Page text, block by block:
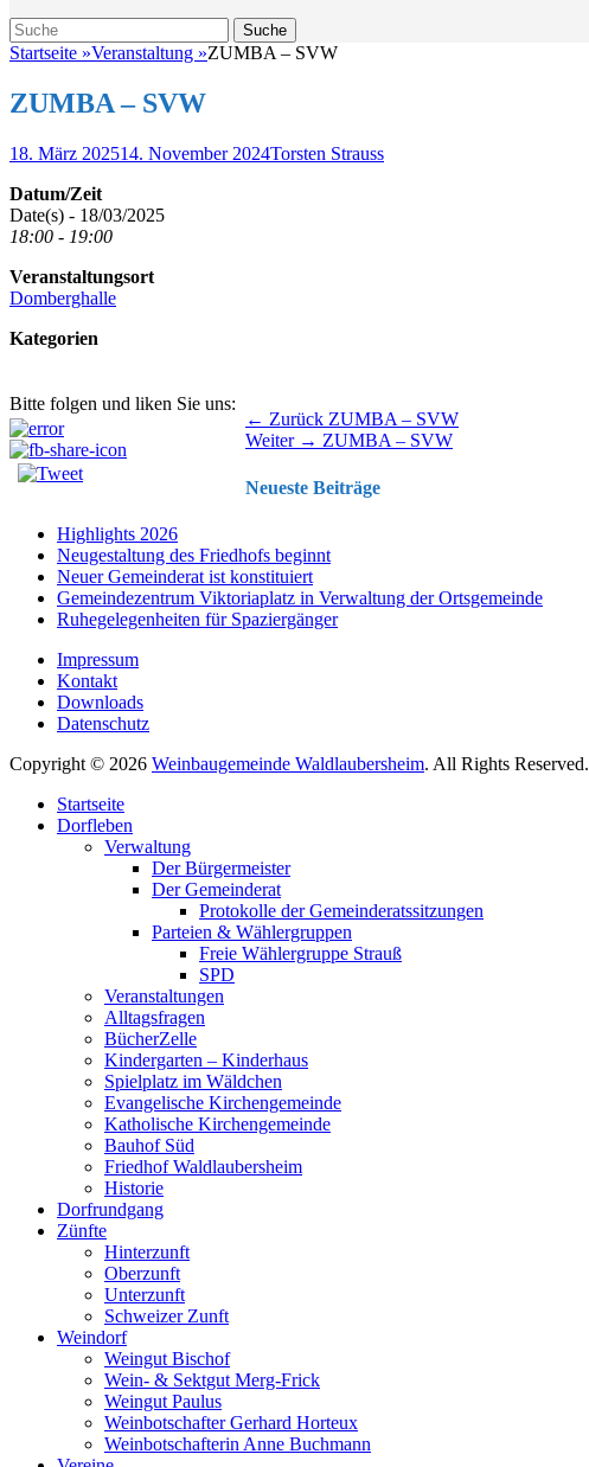
Suche
Suche
nach:
Startseite »Veranstaltung »ZUMBA – SVW
ZUMBA – SVW
Veröffentlicht
18. März 202514. November 2024Autor
Torsten Strauss
Datum/Zeit
Date(s) - 18/03/2025
18:00 - 19:00
Veranstaltungsort
Domberghalle
Kategorien
Bitte folgen und liken Sie uns:
Beitragsnavigation ← Zurück Vorhergehender
Beitrag:
ZUMBA – SVW
Weiter → Nächster
ZUMBA – SVW
Neueste Beiträge
Highlights 2026
Neugestaltung des Friedhofs beginnt
Neuer Gemeinderat ist konstituiert
Gemeindezentrum Viktoriaplatz in Verwaltung der Ortsgemeinde
Ruhegelegenheiten für Spaziergänger
Impressum
Kontakt
Downloads
Datenschutz
Copyright © 2026 Weinbaugemeinde Waldlaubersheim. All Rights Reserved.
oben
scrollen
Startseite
Dorfleben
Verwaltung
Der Bürgermeister
Der Gemeinderat
Protokolle der Gemeinderatssitzungen
Parteien & Wählergruppen
Freie Wählergruppe Strauß
SPD
Veranstaltungen
Alltagsfragen
BücherZelle
Kindergarten – Kinderhaus
Spielplatz im Wäldchen
Evangelische Kirchengemeinde
Katholische Kirchengemeinde
Bauhof Süd
Friedhof Waldlaubersheim
Historie
Dorfrundgang
Zünfte
Hinterzunft
Oberzunft
Unterzunft
Schweizer Zunft
Weindorf
Weingut Bischof
Wein- & Sektgut Merg-Frick
Weingut Paulus
Weinbotschafter Gerhard Horteux
Weinbotschafterin Anne Buchmann